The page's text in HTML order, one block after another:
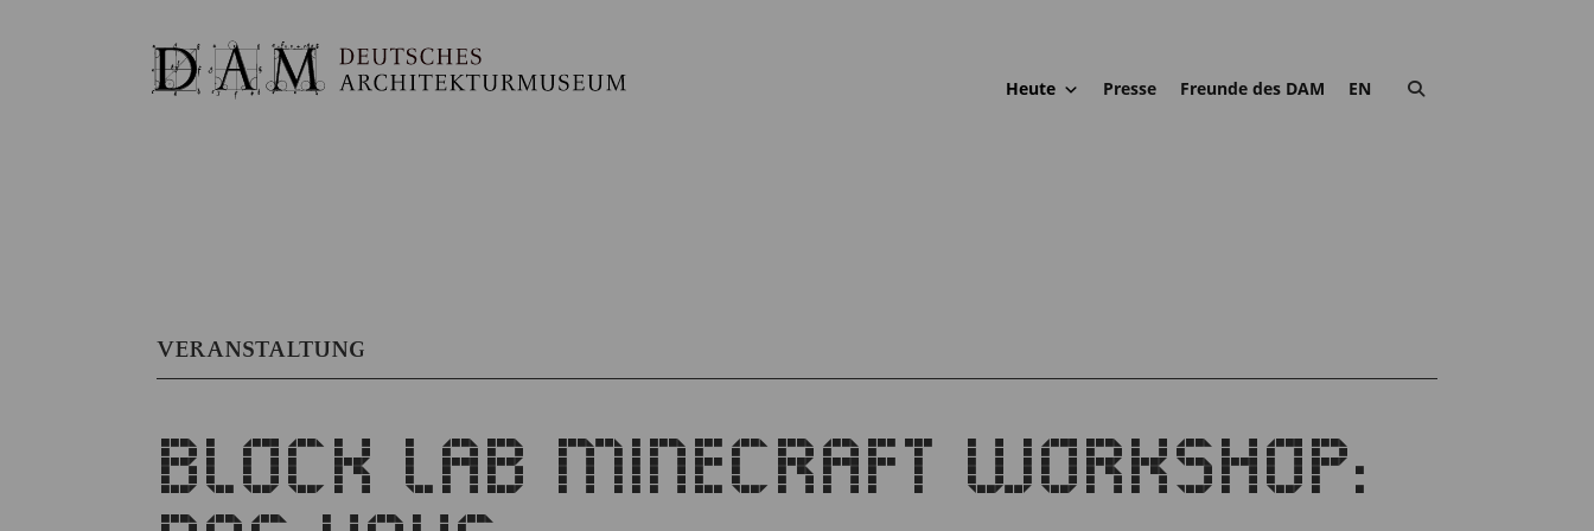
Heute Presse Freunde des DAM EN
VERANSTALTUNG
BLOCK LAB MINECRAFT WORKSHOP: